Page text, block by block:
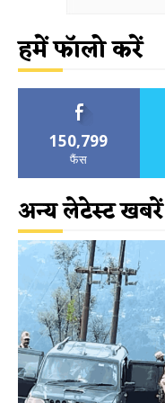
हमें फॉलो करें
150,799
फैंस
अन्य लेटेस्ट खबरें